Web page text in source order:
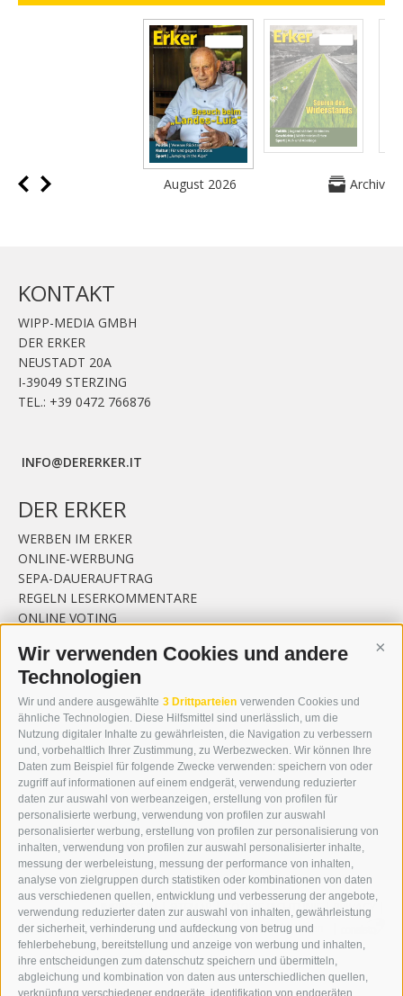
Wir verwenden Cookies und andere
Technologien
Wir und andere ausgewählte 3 Drittparteien verwenden Cookies und
ähnliche Technologien. Diese Hilfsmittel sind unerlässlich, um die
Nutzung digitaler Inhalte zu gewährleisten, die Navigation zu verbessern
und, vorbehaltlich Ihrer Zustimmung, zu Werbezwecken. Wir können Ihre
Daten zum Beispiel für folgende Zwecke verwenden: speichern von oder
zugriff auf informationen auf einem endgerät, verwendung reduzierter
daten zur auswahl von werbeanzeigen, erstellung von profilen für
personalisierte werbung, verwendung von profilen zur auswahl
personalisierter werbung, erstellung von profilen zur personalisierung von
inhalten, verwendung von profilen zur auswahl personalisierter inhalte,
messung der werbeleistung, messung der performance von inhalten,
analyse von zielgruppen durch statistiken oder kombinationen von daten
aus verschiedenen quellen, entwicklung und verbesserung der angebote,
verwendung reduzierter daten zur auswahl von inhalten, gewährleistung
der sicherheit, verhinderung und aufdeckung von betrug und
fehlerbehebung, bereitstellung und anzeige von werbung und inhalten,
ihre entscheidungen zum datenschutz speichern und übermitteln,
abgleichung und kombination von daten aus unterschiedlichen quellen,
verknüpfung verschiedener endgeräte, identifikation von endgeräten
August 2026 Archiv
KONTAKT
WIPP-MEDIA GMBH
DER ERKER
NEUSTADT 20A
I-39049 STERZING
TEL.: +39 0472 766876
INFO@DERERKER.IT
DER ERKER
WERBEN IM ERKER
ONLINE-WERBUNG
SEPA-DAUERAUFTRAG
REGELN LESERKOMMENTARE
ONLINE VOTING
SERVICE
VERANSTALTUNGSKALENDER
KLEINANZEIGER
NÜTZLICHE LINKS
WETTER
WEBCAM
VIDEOS
TRAUER
IMPRESSUM|SITEMAP|COOKIE-RICHTLINIE|PRIVACY
Cookie Präferenzen
AGENTUR